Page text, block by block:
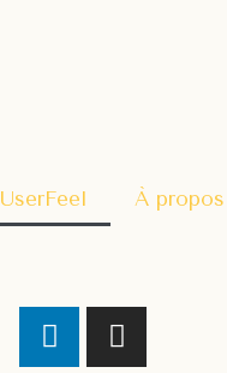
UserFeel À propos